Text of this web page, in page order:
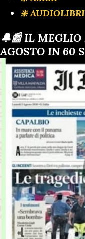
❇️ AUDIOLIBRI
🔔📰 IL MEGLIO
AGOSTO IN 60